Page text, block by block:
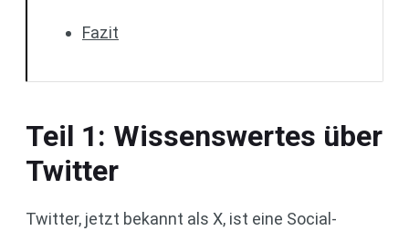
Fazit
Teil 1: Wissenswertes über
Twitter
Twitter, jetzt bekannt als X, ist eine Social-